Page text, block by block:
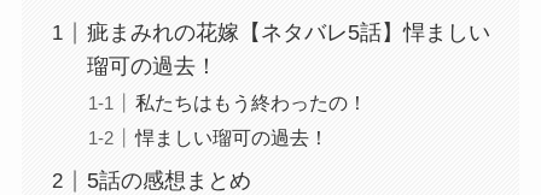
疵まみれの花嫁【ネタバレ5話】悍ましい
瑠可の過去！
私たちはもう終わったの！
悍ましい瑠可の過去！
5話の感想まとめ